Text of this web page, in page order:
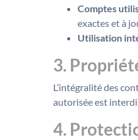
Comptes
exactes et à
Utilisation
3.
L’intégralité des
autorisée est
4.